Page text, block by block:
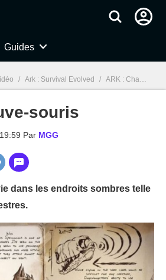
Guides
/ Ark : Survival Evolved / ARK : Chauve-souris
souris
Par MGG
dans les endroits sombres telle